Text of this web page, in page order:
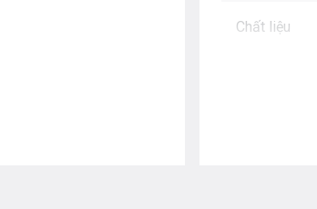
Chất liệu